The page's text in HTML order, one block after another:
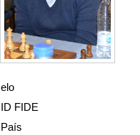
elo
ID FIDE
País